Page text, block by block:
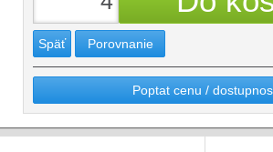
Späť Porovnanie
Poptat cenu /